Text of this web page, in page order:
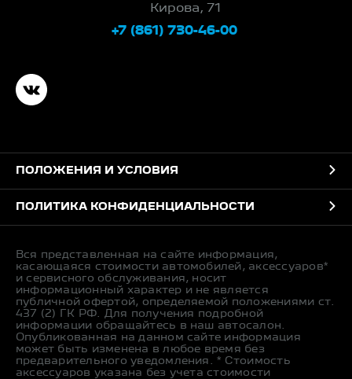
Кирова, 71
+7 (861) 730-46-00
ПОЛОЖЕНИЯ И УСЛОВИЯ
ПОЛИТИКА КОНФИДЕНЦИАЛЬНОСТИ
Вся представленная на сайте информация,
касающаяся стоимости автомобилей, аксессуаров*
и сервисного обслуживания, носит
информационный характер и не является
публичной офертой, определяемой положениями ст.
437 (2) ГК РФ. Для получения подробной
информации обращайтесь в наш автосалон.
Опубликованная на данном сайте информация
может быть изменена в любое время без
предварительного уведомления. * Стоимость
аксессуаров указана без учета стоимости